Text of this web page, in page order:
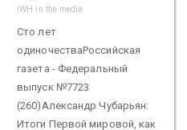
IWH in the media
Сто лет
одиночестваРоссийская
газета - Федеральный
выпуск №7723
(260)Александр Чубарьян:
Итоги Первой мировой, как